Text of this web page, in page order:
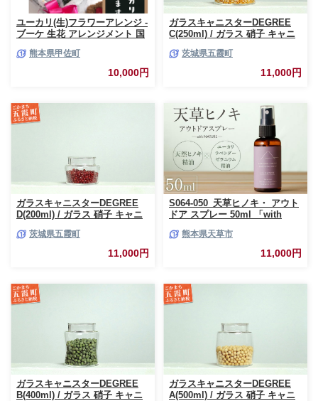
ユーカリ(生)フラワーアレンジ -
ブーケ 生花 アレンジメント 国
ンテリア 虫よけ作用 人気 おす
熊本県甲佐町
10,000円
ガラスキャニスターDEGREE
C(250ml) / ガラス 硝子 キャニ
耐熱 一生もの 職人 こだわり
JIDA デザインミュージアムセ
レクション 茨城県 五霞町
茨城県五霞町
11,000円
ガラスキャニスターDEGREE
D(200ml) / ガラス 硝子 キャニ
耐熱 一生もの 職人 こだわり
JIDA デザインミュージアムセ
レクション 茨城県 五霞町
茨城県五霞町
11,000円
S064-050_天草ヒノキ・ アウト
ドア スプレー 50ml 「with
熊本県天草市
11,000円
ガラスキャニスターDEGREE
B(400ml) / ガラス 硝子 キャニ
ガラスキャニスターDEGREE
A(500ml) / ガラス 硝子 キャニ